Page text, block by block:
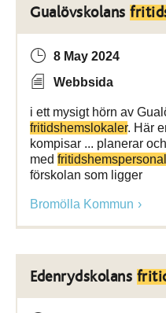
Gualövskolans
8 May 2024
Webbsida
i ett mysigt hörn av
fritidshemslokaler. Här
kompisar ... planerar
med
förskolan som ligger
Bromölla Kommun
Edenrydskolans